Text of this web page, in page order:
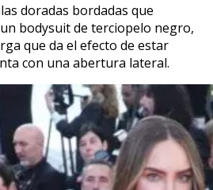
doradas bordadas que
bodysuit de terciopelo negro,
que da el efecto de estar
con una abertura lateral.